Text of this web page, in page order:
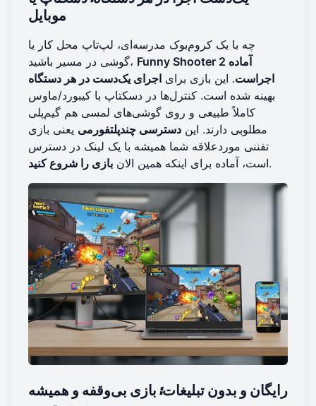
موبایل
چه با یک کروم‌بوک مدرسه‌ای، لپ‌تاپ محل کار یا
گوشی در مسیر باشید، Funny Shooter 2 آماده
اجراست. این بازی برای اجرای یک‌دست در هر دستگاه
بهینه شده است. کنترل‌ها در دسکتاپ با کیبورد/ماوس
کاملاً طبیعی و روی گوشی‌های لمسی هم گیم‌پلی
مطلوبی دارند. این دسترسی چندپلتفورمی یعنی بازی
تفننی موردعلاقه شما همیشه با یک لینک در دسترس
است، آماده برای اینکه همین الان بازی را شروع کنید .
رایگان و بدون تبلیغات: بازی بی‌وقفه و همیشه